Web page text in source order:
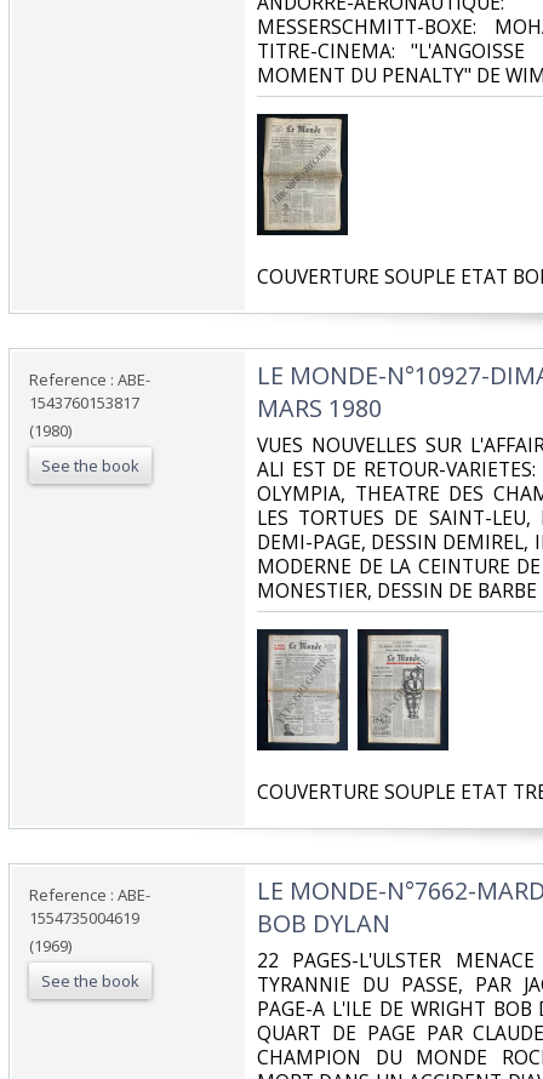
MESSERSCHMITT-BOXE:
TITRE-CINEMA:
MOMENT DU PENALTY" DE
‎COUVERTURE SOUPLE ETAT
Reference : ABE-
1543760153817
(1980)
See the book
‎LE MONDE-N°10927-
MARS 1980‎
‎VUES NOUVELLES SUR
ALI EST DE RETOUR-
OLYMPIA, THEATRE DES
LES TORTUES DE SAINT-LEU,
DEMI-PAGE, DESSIN DEMIREL,
MODERNE DE LA CEINTURE
MONESTIER, DESSIN DE BARBE‎
‎COUVERTURE SOUPLE ETAT
Reference : ABE-
1554735004619
(1969)
See the book
‎LE MONDE-N°7662-
BOB DYLAN‎
‎22 PAGES-L'ULSTER
TYRANNIE DU PASSE, PAR
PAGE-A L'ILE DE WRIGHT
QUART DE PAGE PAR
CHAMPION DU MONDE